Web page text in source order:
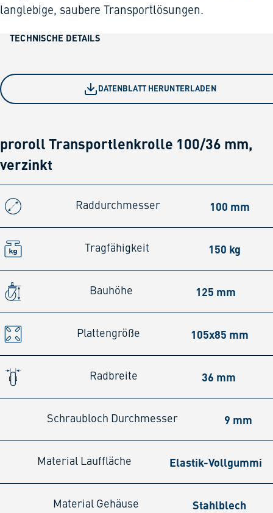
langlebige, saubere Transportlösungen.
TECHNISCHE DETAILS
DATENBLATT HERUNTERLADEN
proroll Transportlenkrolle 100/36 mm,
verzinkt
Raddurchmesser 100 mm
Tragfähigkeit 150 kg
Bauhöhe 125 mm
Plattengröße 105x85 mm
Radbreite 36 mm
Schraubloch Durchmesser 9 mm
Material Lauffläche Elastik-Vollgummi
Material Gehäuse Stahlblech